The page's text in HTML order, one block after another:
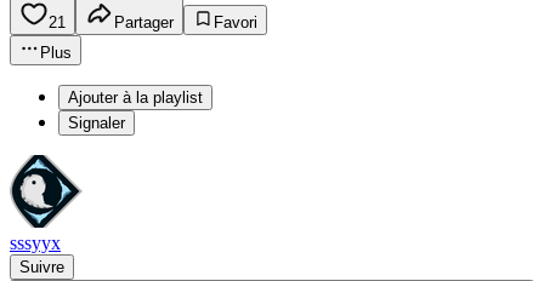
21 Partager
Favori
Plus
Ajouter à la playlist
Signaler
sssyyx
Suivre